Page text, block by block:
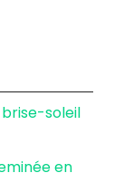
soleil
en